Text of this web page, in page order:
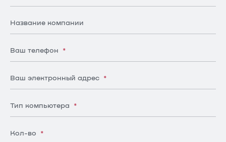
Название компании
Ваш телефон *
Ваш электронный адрес *
Тип компьютера *
Кол-во *